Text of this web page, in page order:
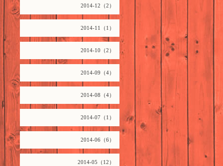
2014-12（2）
2014-11（1）
2014-10（2）
2014-09（4）
2014-08（4）
2014-07（1）
2014-06（6）
2014-05（12）